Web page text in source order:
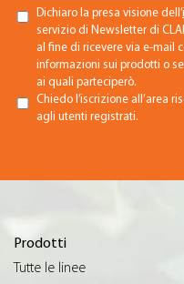
Dichiaro la presa visione dell’
servizio di Newsletter di
al fine di ricevere via e-mail
informazioni sui prodotti o
ai quali parteciperò.
Chiedo l’iscrizione all’area
agli utenti registrati.
Prodotti
Tutte le linee